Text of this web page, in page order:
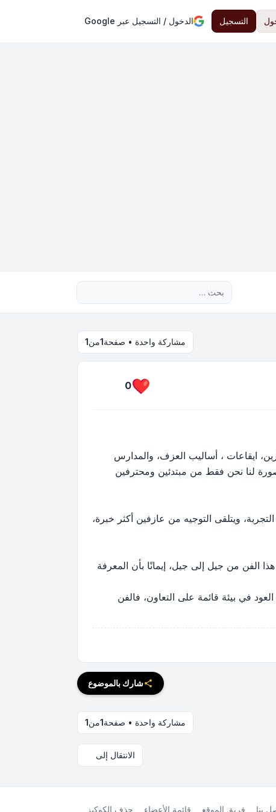
التسجيل الدخول / التسجيل عبر Google
مشاركة واحدة • صفحة1من1
0
ايقاعات ، أساليب العزف، والمدارس
لنا نحن فقط من مبتدئين ومحترفين
ويتلقى التوجيه من عازفين أكثر خبرة،
الفن من جيل إلى جيل، إيمانًا بأن المعرفة
في بيئة قائمة على التعاون، فالفن
شارك بالموضوع
مشاركة واحدة • صفحة1من1
الانتقال إلى
بنا فريق الموقع قائمة الأعضاء حذف الكوكيز